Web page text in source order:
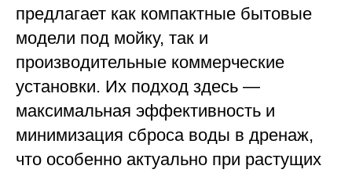
предлагает как компактные бытовые
модели под мойку, так и
производительные коммерческие
установки. Их подход здесь —
максимальная эффективность и
минимизация сброса воды в дренаж,
что особенно актуально при растущих